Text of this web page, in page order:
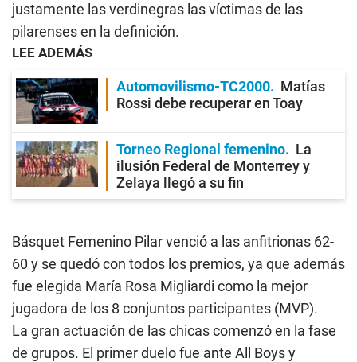
justamente las verdinegras las víctimas de las
pilarenses en la definición.
LEE ADEMÁS
Automovilismo-TC2000
Matías
Rossi debe recuperar en Toay
Torneo Regional femenino
La
ilusión Federal de Monterrey y
Zelaya llegó a su fin
Básquet Femenino Pilar venció a las anfitrionas 62-
60 y se quedó con todos los premios, ya que además
fue elegida María Rosa Migliardi como la mejor
jugadora de los 8 conjuntos participantes (MVP).
La gran actuación de las chicas comenzó en la fase
de grupos. El primer duelo fue ante All Boys y